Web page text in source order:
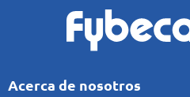
Acerca de nosotros